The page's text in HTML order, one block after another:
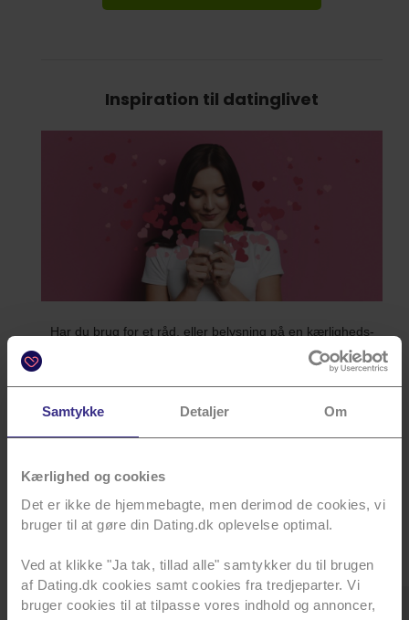
Samtykke Detaljer Om
Kærlighed og cookies
Det er ikke de hjemmebagte, men derimod de cookies, vi
bruger til at gøre din Dating.dk oplevelse optimal.
Ved at klikke "Ja tak, tillad alle" samtykker du til brugen
af Dating.dk cookies samt cookies fra tredjeparter. Vi
bruger cookies til at tilpasse vores indhold og annoncer,
Inspiration til datinglivet
Har du brug for et råd, eller belysning på en kærligheds-
situation, så er du som altid mere end velkommen til at
skrive til mig i brevkassen. Jeg er også altid interesseret i
at høre, hvad jeg kan gøre for at hjælpe dig til at finde
kærligheden i dit liv - min indbakke er altid åben.
De bedste hilsner,